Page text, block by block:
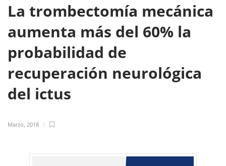
La trombectomía mecánica
aumenta más del 60% la
probabilidad de
recuperación neurológica
del ictus
Marzo, 2018